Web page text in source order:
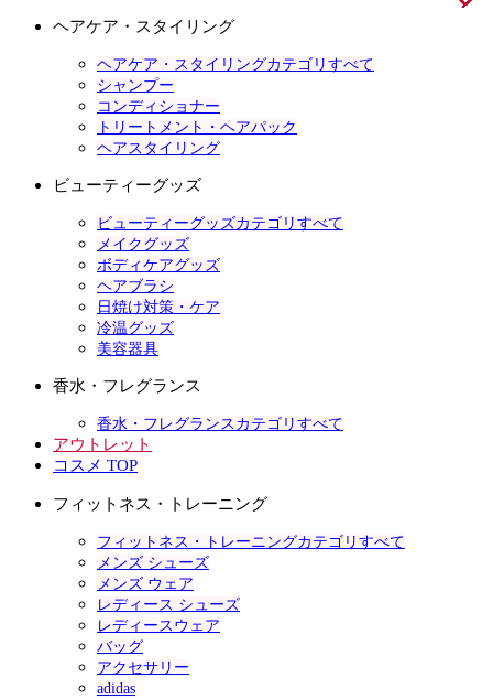
ヘアケア・スタイリング
ヘアケア・スタイリングカテゴリすべて
シャンプー
コンディショナー
トリートメント・ヘアパック
ヘアスタイリング
ビューティーグッズ
ビューティーグッズカテゴリすべて
メイクグッズ
ボディケアグッズ
ヘアブラシ
日焼け対策・ケア
冷温グッズ
美容器具
香水・フレグランス
香水・フレグランスカテゴリすべて
アウトレット
コスメ TOP
フィットネス・トレーニング
フィットネス・トレーニングカテゴリすべて
メンズ シューズ
メンズ ウェア
レディース シューズ
レディースウェア
バッグ
アクセサリー
adidas